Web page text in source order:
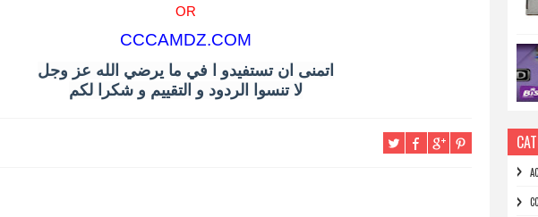
OR
CCCAMDZ.COM
اتمنى ان تستفيدو ا في ما يرضي الله عز وجل
لا تنسوا الردود و التقييم و شكرا لكم